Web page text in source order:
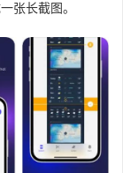
张长截图。